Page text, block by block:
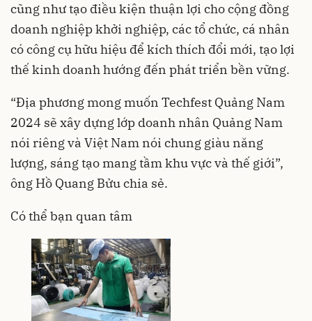
cũng như tạo điều kiện thuận lợi cho cộng đồng
doanh nghiệp khởi nghiệp, các tổ chức, cá nhân
có công cụ hữu hiệu để kích thích đổi mới, tạo lợi
thế kinh doanh hướng đến phát triển bền vững.
“Địa phương mong muốn Techfest Quảng Nam
2024 sẽ xây dựng lớp doanh nhân Quảng Nam
nói riêng và Việt Nam nói chung giàu năng
lượng, sáng tạo mang tầm khu vực và thế giới”,
ông Hồ Quang Bửu chia sẻ.
Có thể bạn quan tâm